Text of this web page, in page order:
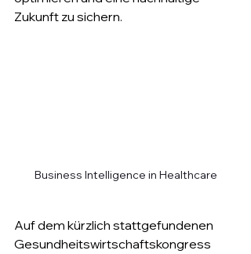
Zukunft zu sichern.
Business Intelligence in Healthcare
Auf dem kürzlich stattgefundenen
Gesundheitswirtschaftskongress